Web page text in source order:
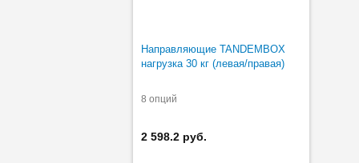
Направляющие TANDEMBOX
нагрузка 30 кг (левая/правая)
8 опций
2 598.2 руб.